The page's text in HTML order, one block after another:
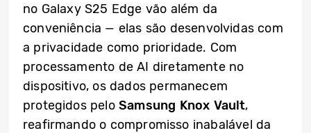
no Galaxy S25 Edge vão além da
conveniência — elas são desenvolvidas com
a privacidade como prioridade. Com
processamento de AI diretamente no
dispositivo, os dados permanecem
protegidos peloSamsung Knox Vault,
reafirmando o compromisso inabalável da